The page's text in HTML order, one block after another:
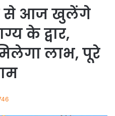
से आज खुलेंगे
के द्वार,
लाभ, पूरे